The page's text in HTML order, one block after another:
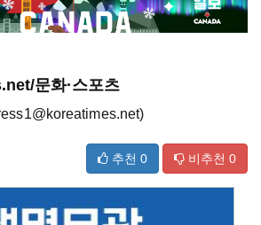
문화·스포츠
추천 0 비추천 0